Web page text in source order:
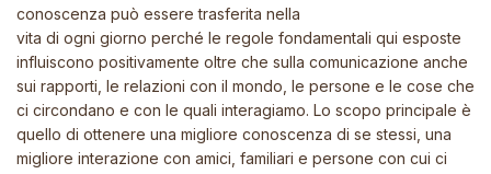
conoscenza può essere trasferita nella
vita di ogni giorno perché le regole fondamentali qui esposte
influiscono positivamente oltre che sulla comunicazione anche
sui rapporti, le relazioni con il mondo, le persone e le cose che
ci circondano e con le quali interagiamo. Lo scopo principale è
quello di ottenere una migliore conoscenza di se stessi, una
migliore interazione con amici, familiari e persone con cui ci